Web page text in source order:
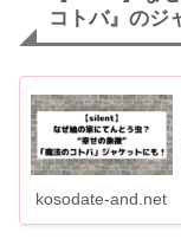
コトバ』のジ
kosodate-and.net